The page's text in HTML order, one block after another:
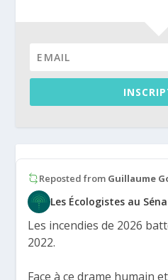
Reposted from Guillaume
Les Écologistes au
Les incendies de 2026
2022.
Face à ce drame humain